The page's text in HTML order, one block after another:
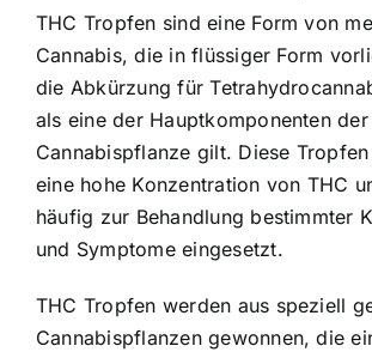
THC Tropfen sind eine Form von
Cannabis, die in flüssiger Form
die Abkürzung für
als eine der Hauptkomponenten der
Cannabispflanze gilt. Diese
eine hohe Konzentration von THC
häufig zur Behandlung bestimmter
und Symptome eingesetzt.
THC Tropfen werden aus speziell
Cannabispflanzen gewonnen, die